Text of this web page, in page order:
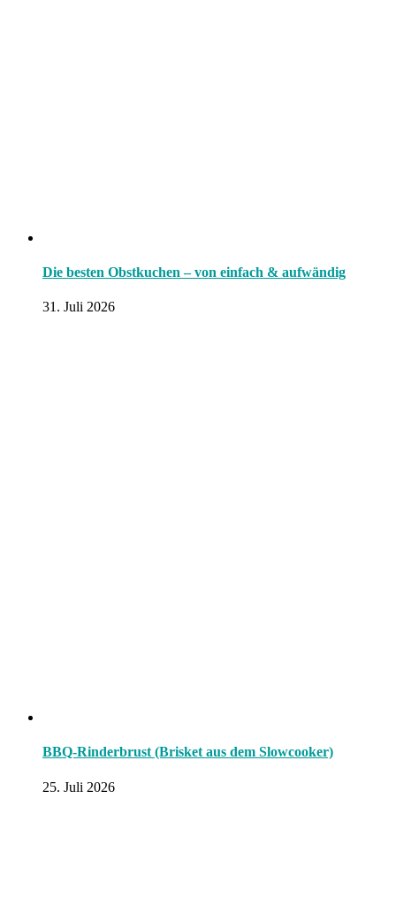
Die besten Obstkuchen – von einfach & aufwändig
31. Juli 2026
BBQ-Rinderbrust (Brisket aus dem Slowcooker)
25. Juli 2026